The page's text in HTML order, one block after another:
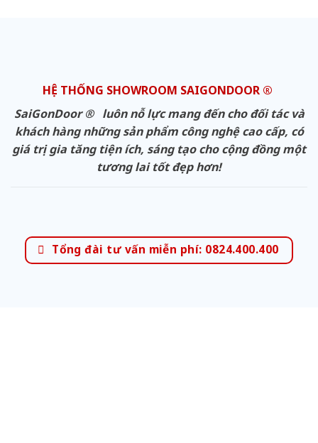
HỆ THỐNG SHOWROOM SAIGONDOOR ®
SaiGonDoor ® luôn nỗ lực mang đến cho đối tác và
khách hàng những sản phẩm công nghệ cao cấp, có
giá trị gia tăng tiện ích, sáng tạo cho cộng đồng một
tương lai tốt đẹp hơn!
Tổng đài tư vấn miễn phí: 0824.400.400